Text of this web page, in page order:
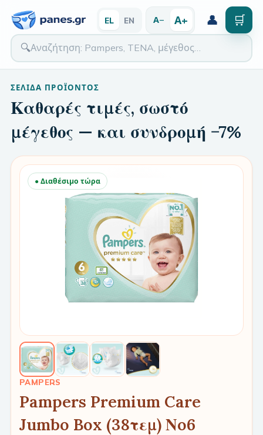
🔍
EL EN Α− Α+ 👤 🛒
ΣΕΛΊΔΑ ΠΡΟΪΌΝΤΟΣ
Καθαρές τιμές, σωστό
μέγεθος — και συνδρομή −7%
● Διαθέσιμο τώρα
PAMPERS
Pampers Premium Care
Jumbo Box (38τεμ) Νo6